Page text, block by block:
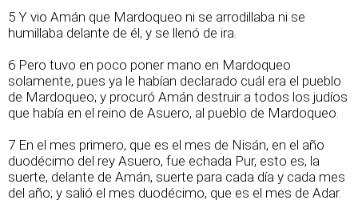
5 Y vio Amán que Mardoqueo ni se arrodillaba ni se
humillaba delante de él; y se llenó de ira.
6 Pero tuvo en poco poner mano en Mardoqueo
solamente, pues ya le habían declarado cuál era el pueblo
de Mardoqueo; y procuró Amán destruir a todos los judíos
que había en el reino de Asuero, al pueblo de Mardoqueo.
7 En el mes primero, que es el mes de Nisán, en el año
duodécimo del rey Asuero, fue echada Pur, esto es, la
suerte, delante de Amán, suerte para cada día y cada mes
del año; y salió el mes duodécimo, que es el mes de Adar.